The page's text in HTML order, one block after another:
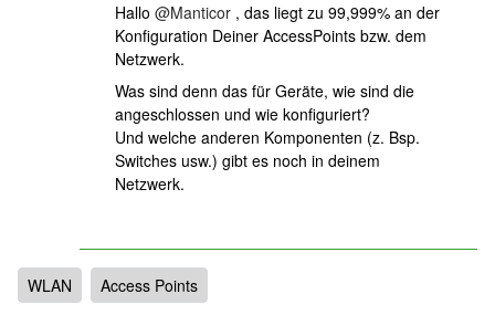
Hallo @Manticor , das liegt zu 99,999% an der
Konfiguration Deiner AccessPoints bzw. dem
Netzwerk.
Was sind denn das für Geräte, wie sind die
angeschlossen und wie konfiguriert?
Und welche anderen Komponenten (z. Bsp.
Switches usw.) gibt es noch in deinem
Netzwerk.
WLAN Access Points